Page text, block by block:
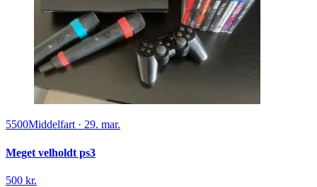
5500Middelfart· 29. mar.
Meget velholdt ps3
500 kr.